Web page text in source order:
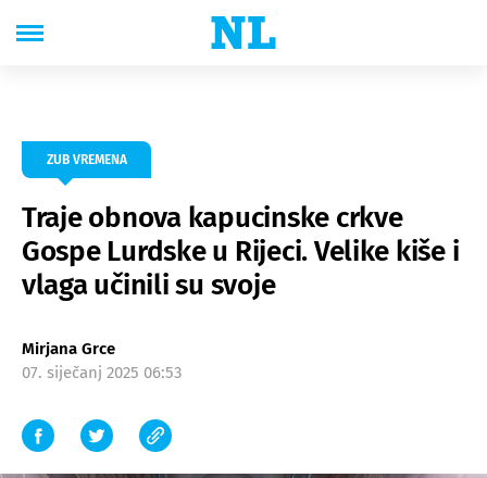
ZUB VREMENA
Traje obnova kapucinske crkve
Gospe Lurdske u Rijeci. Velike kiše i
vlaga učinili su svoje
Mirjana Grce
07. siječanj 2025 06:53